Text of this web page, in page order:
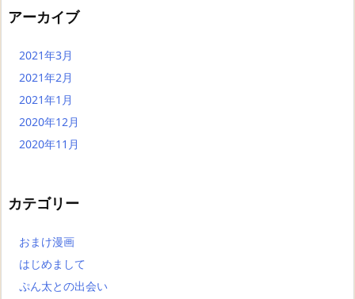
アーカイブ
2021年3月
2021年2月
2021年1月
2020年12月
2020年11月
カテゴリー
おまけ漫画
はじめまして
ぷん太との出会い